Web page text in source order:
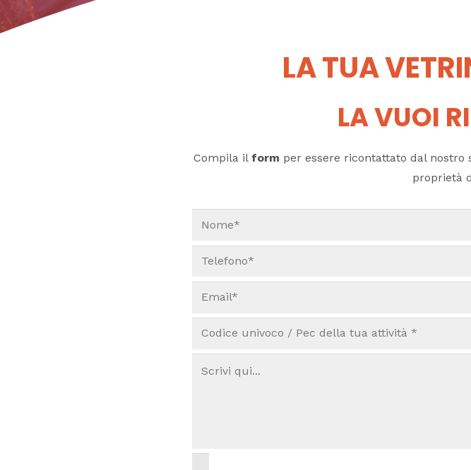
LA TUA
LA VUOI
Compila il form per essere ricontattato dal
proprietà